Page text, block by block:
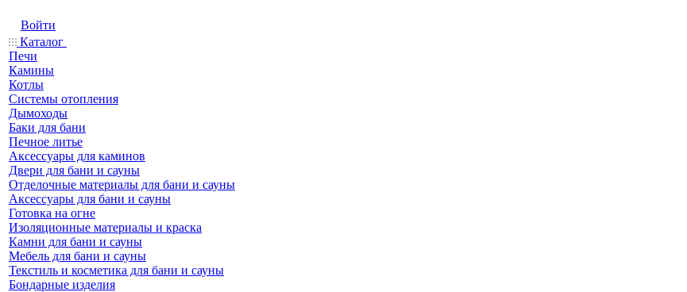
Войти
Каталог
Печи
Камины
Котлы
Системы отопления
Дымоходы
Баки для бани
Печное литье
Аксессуары для каминов
Двери для бани и сауны
Отделочные материалы для бани и сауны
Аксессуары для бани и сауны
Готовка на огне
Изоляционные материалы и краска
Камни для бани и сауны
Мебель для бани и сауны
Текстиль и косметика для бани и сауны
Бондарные изделия